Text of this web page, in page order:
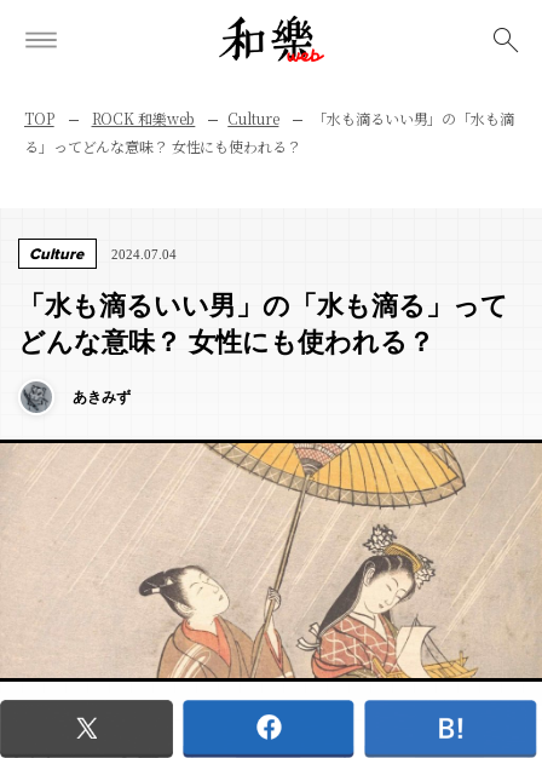
TOP ROCK 和樂web Culture
「水も滴るいい男」の「水も滴
る」ってどんな意味？ 女性にも使われる？
Culture 2024.07.04
「水も滴るいい男」の「水も滴る」って
どんな意味？ 女性にも使われる？
あきみず